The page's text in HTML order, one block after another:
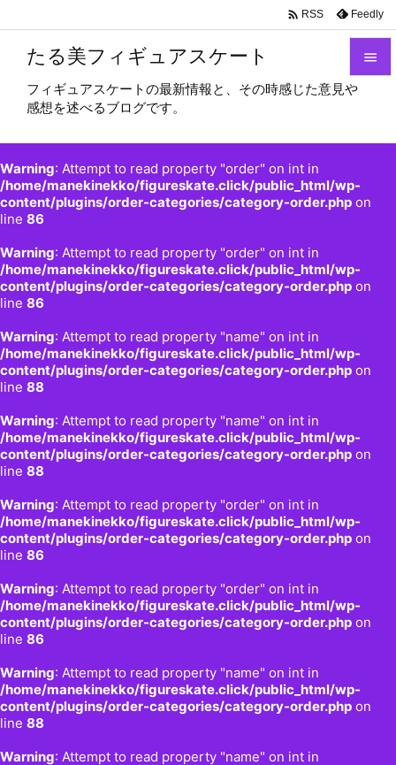
たる美フィギュアスケート
フィギュアスケートの最新情報と、その時感じた意見や
感想を述べるブログです。
Warning: Attempt to read property "order" on int in
/home/manekinekko/figureskate.click/public_html/wp-
content/plugins/order-categories/category-order.php on
line 86
Warning: Attempt to read property "order" on int in
/home/manekinekko/figureskate.click/public_html/wp-
content/plugins/order-categories/category-order.php on
line 86
Warning: Attempt to read property "name" on int in
/home/manekinekko/figureskate.click/public_html/wp-
content/plugins/order-categories/category-order.php on
line 88
Warning: Attempt to read property "name" on int in
/home/manekinekko/figureskate.click/public_html/wp-
content/plugins/order-categories/category-order.php on
line 88
Warning: Attempt to read property "order" on int in
/home/manekinekko/figureskate.click/public_html/wp-
content/plugins/order-categories/category-order.php on
line 86
Warning: Attempt to read property "order" on int in
/home/manekinekko/figureskate.click/public_html/wp-
content/plugins/order-categories/category-order.php on
line 86
Warning: Attempt to read property "name" on int in
/home/manekinekko/figureskate.click/public_html/wp-
content/plugins/order-categories/category-order.php on
line 88
Warning: Attempt to read property "name" on int in


前へ

 RSS Feedly